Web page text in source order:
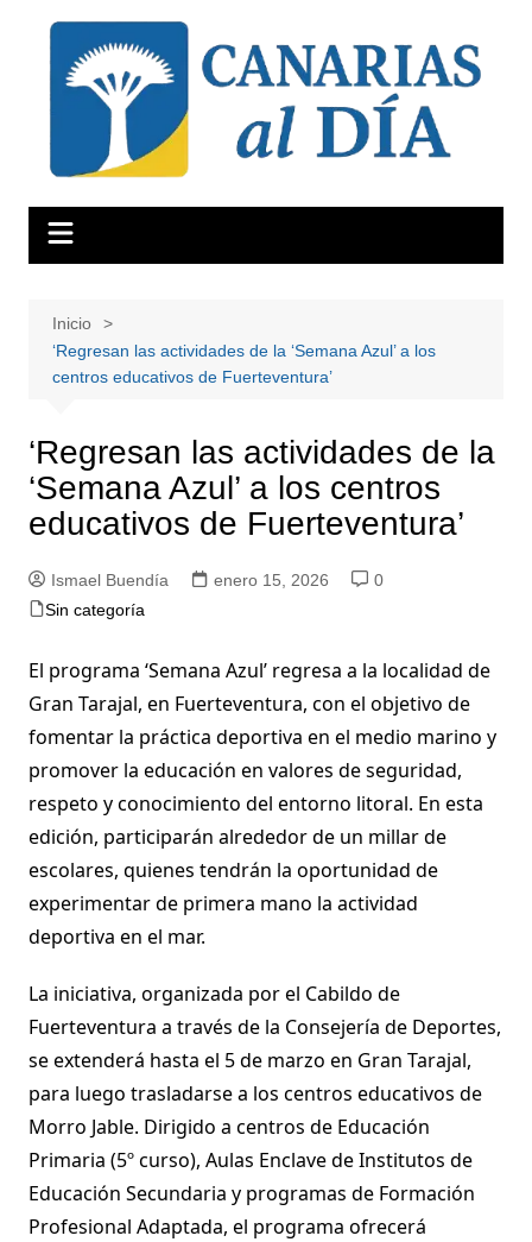
contenido
Inicio
‘Regresan las actividades de la ‘Semana Azul’ a los
centros educativos de Fuerteventura’
‘Regresan las actividades de la
‘Semana Azul’ a los centros
educativos de Fuerteventura’
Ismael Buendía enero 15, 2026
0
Sin categoría
El programa ‘Semana Azul’ regresa a la localidad de
Gran Tarajal, en Fuerteventura, con el objetivo de
fomentar la práctica deportiva en el medio marino y
promover la educación en valores de seguridad,
respeto y conocimiento del entorno litoral. En esta
edición, participarán alrededor de un millar de
escolares, quienes tendrán la oportunidad de
experimentar de primera mano la actividad
deportiva en el mar.
La iniciativa, organizada por el Cabildo de
Fuerteventura a través de la Consejería de Deportes,
se extenderá hasta el 5 de marzo en Gran Tarajal,
para luego trasladarse a los centros educativos de
Morro Jable. Dirigido a centros de Educación
Primaria (5º curso), Aulas Enclave de Institutos de
Educación Secundaria y programas de Formación
Profesional Adaptada, el programa ofrecerá